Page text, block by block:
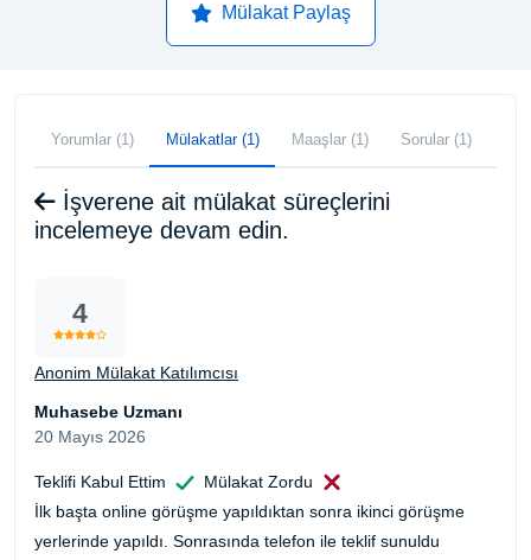
Mülakat Paylaş
Yorumlar (1) Mülakatlar (1) Maaşlar (1) Sorular (1)
İşverene ait mülakat süreçlerini
incelemeye devam edin.
4
Anonim Mülakat Katılımcısı
Muhasebe Uzmanı
20 Mayıs 2026
Teklifi Kabul Ettim
Mülakat Zordu
İlk başta online görüşme yapıldıktan sonra ikinci görüşme
yerlerinde yapıldı. Sonrasında telefon ile teklif sunuldu